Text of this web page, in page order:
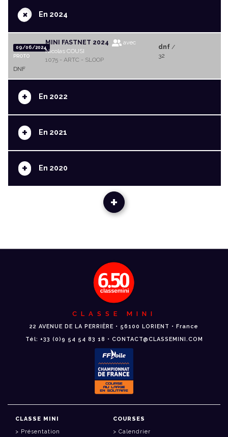
+En 2024
09/06/2024
PROTO
MINI FASTNET 2024
avec
Nicolas COUSI
1075 - ARTC - SLOOP
dnf/
32
DNF
+ En 2022
+ En 2021
+ En 2020
+
CLASSE MINI
22 AVENUE DE LA PERRIÈRE • 56100 LORIENT • France
Tél: +33 (0)9 54 54 83 18 • CONTACT@CLASSEMINI.COM
CLASSE MINI
Présentation
COURSES
Calendrier